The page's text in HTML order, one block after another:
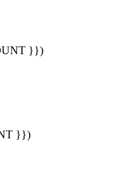
}})
}})